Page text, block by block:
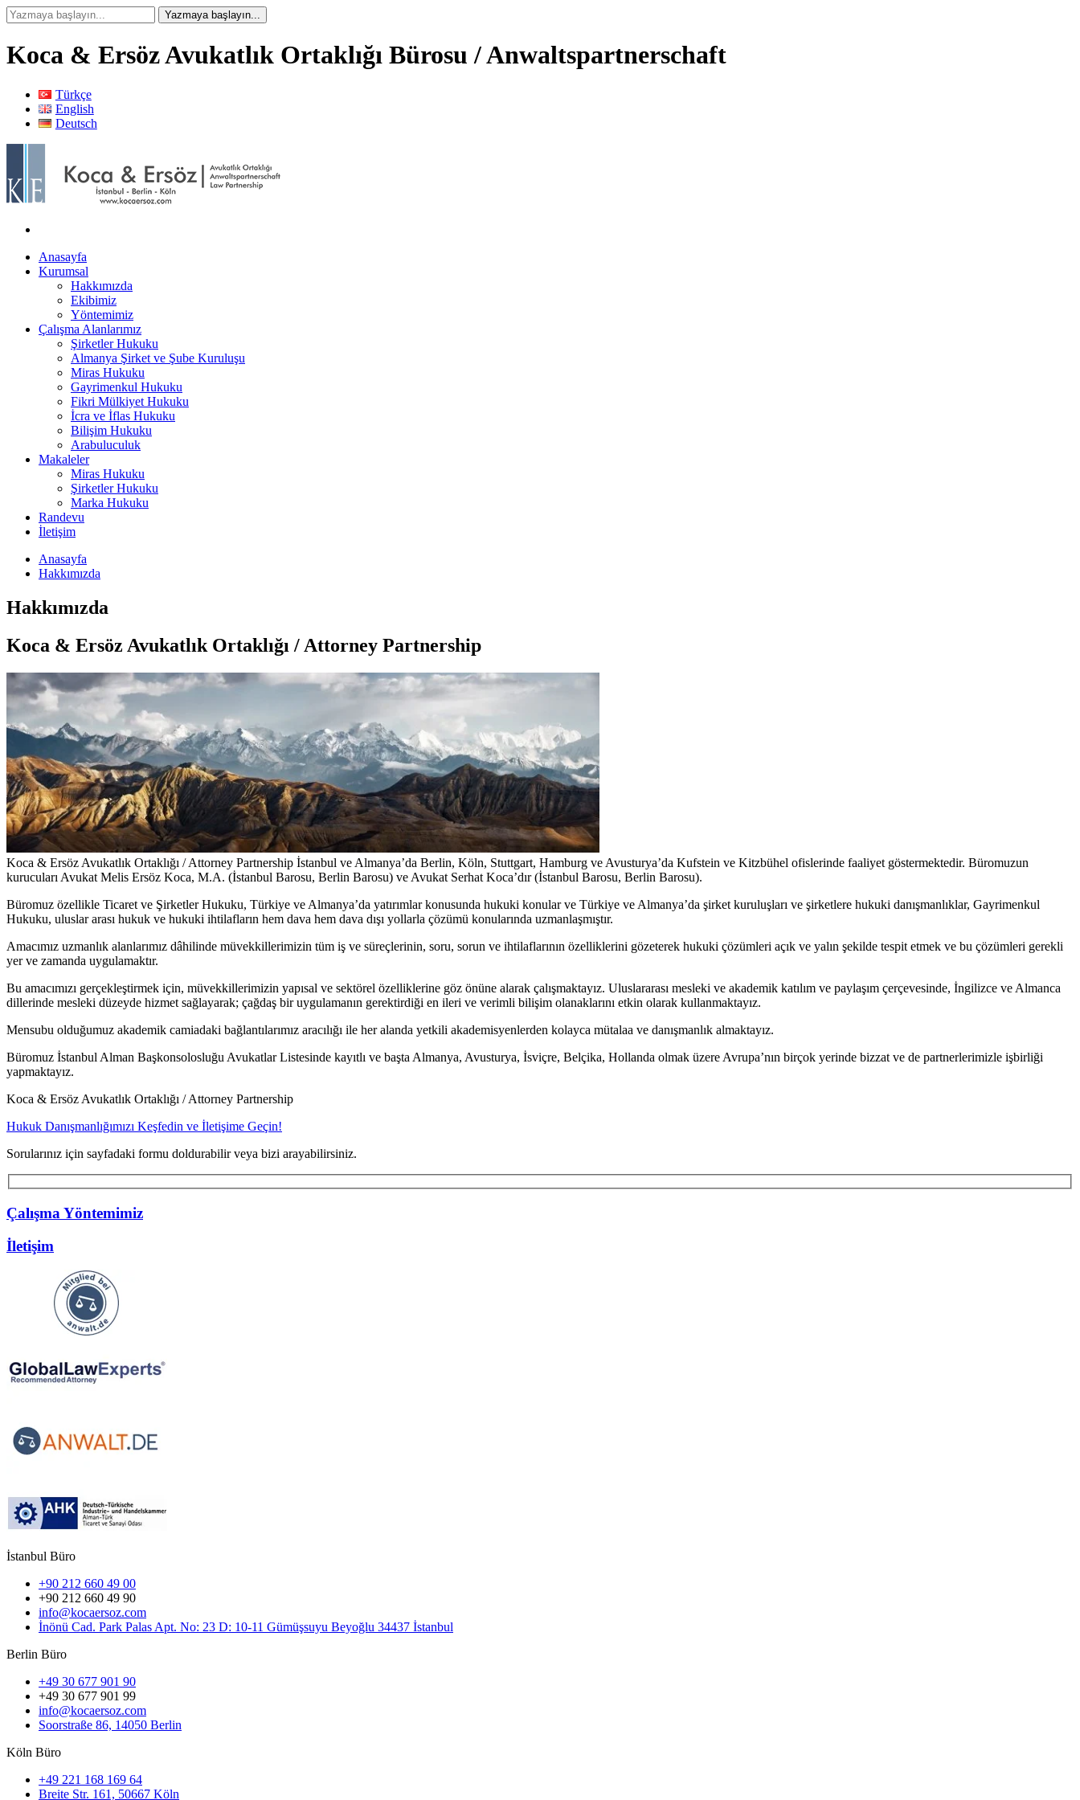
Koca & Ersöz Avukatlık Ortaklığı Bürosu / Anwaltspartnerschaft
Türkçe
English
Deutsch
Anasayfa
Kurumsal
Hakkımızda
Ekibimiz
Yöntemimiz
Çalışma Alanlarımız
Şirketler Hukuku
Almanya Şirket ve Şube Kuruluşu
Miras Hukuku
Gayrimenkul Hukuku
Fikri Mülkiyet Hukuku
İcra ve İflas Hukuku
Bilişim Hukuku
Arabuluculuk
Makaleler
Miras Hukuku
Şirketler Hukuku
Marka Hukuku
Randevu
İletişim
Anasayfa
Hakkımızda
Hakkımızda
Koca & Ersöz Avukatlık Ortaklığı / Attorney Partnership
Koca & Ersöz Avukatlık Ortaklığı / Attorney Partnership İstanbul ve Almanya’da Berlin, Köln, Stuttgart, Hamburg ve Avusturya’da Kufstein ve Kitzbühel ofislerinde faaliyet göstermektedir. Büromuzun
kurucuları Avukat Melis Ersöz Koca, M.A. (İstanbul Barosu, Berlin Barosu) ve Avukat Serhat Koca’dır (İstanbul Barosu, Berlin Barosu).
Büromuz özellikle Ticaret ve Şirketler Hukuku, Türkiye ve Almanya’da yatırımlar konusunda hukuki konular ve Türkiye ve Almanya’da şirket kuruluşları ve şirketlere hukuki danışmanlıklar, Gayrimenkul
Hukuku, uluslar arası hukuk ve hukuki ihtilafların hem dava hem dava dışı yollarla çözümü konularında uzmanlaşmıştır.
Amacımız uzmanlık alanlarımız dâhilinde müvekkillerimizin tüm iş ve süreçlerinin, soru, sorun ve ihtilaflarının özelliklerini gözeterek hukuki çözümleri açık ve yalın şekilde tespit etmek ve bu çözümleri gerekli
yer ve zamanda uygulamaktır.
Bu amacımızı gerçekleştirmek için, müvekkillerimizin yapısal ve sektörel özelliklerine göz önüne alarak çalışmaktayız. Uluslararası mesleki ve akademik katılım ve paylaşım çerçevesinde, İngilizce ve Almanca
dillerinde mesleki düzeyde hizmet sağlayarak; çağdaş bir uygulamanın gerektirdiği en ileri ve verimli bilişim olanaklarını etkin olarak kullanmaktayız.
Mensubu olduğumuz akademik camiadaki bağlantılarımız aracılığı ile her alanda yetkili akademisyenlerden kolayca mütalaa ve danışmanlık almaktayız.
Büromuz İstanbul Alman Başkonsolosluğu Avukatlar Listesinde kayıtlı ve başta Almanya, Avusturya, İsviçre, Belçika, Hollanda olmak üzere Avrupa’nın birçok yerinde bizzat ve de partnerlerimizle işbirliği
yapmaktayız.
Koca & Ersöz Avukatlık Ortaklığı / Attorney Partnership
Hukuk Danışmanlığımızı Keşfedin ve İletişime Geçin!
Sorularınız için sayfadaki formu doldurabilir veya bizi arayabilirsiniz.
Çalışma Yöntemimiz
İletişim
İstanbul Büro
+90 212 660 49 00
+90 212 660 49 90
info@kocaersoz.com
İnönü Cad. Park Palas Apt. No: 23 D: 10-11 Gümüşsuyu Beyoğlu 34437 İstanbul
Berlin Büro
+49 30 677 901 90
+49 30 677 901 99
info@kocaersoz.com
Soorstraße 86, 14050 Berlin
Köln Büro
+49 221 168 169 64
Breite Str. 161, 50667 Köln